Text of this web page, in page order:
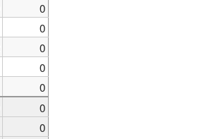
0
0
0
0
0
0
0